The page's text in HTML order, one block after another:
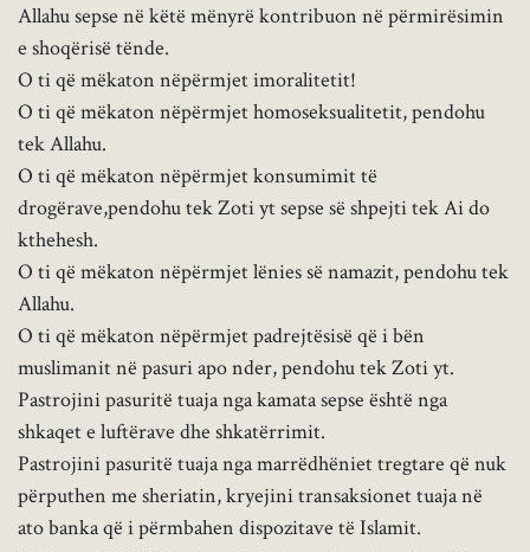
Allahu sepse në këtë mënyrë kontribuon në përmirësimin
e shoqërisë tënde.
O ti që mëkaton nëpërmjet imoralitetit!
O ti që mëkaton nëpërmjet homoseksualitetit, pendohu
tek Allahu.
O ti që mëkaton nëpërmjet konsumimit të
drogërave,pendohu tek Zoti yt sepse së shpejti tek Ai do
kthehesh.
O ti që mëkaton nëpërmjet lënies së namazit, pendohu tek
Allahu.
O ti që mëkaton nëpërmjet padrejtësisë që i bën
muslimanit në pasuri apo nder, pendohu tek Zoti yt.
Pastrojini pasuritë tuaja nga kamata sepse është nga
shkaqet e luftërave dhe shkatërrimit.
Pastrojini pasuritë tuaja nga marrëdhëniet tregtare që nuk
përputhen me sheriatin, kryejini transaksionet tuaja në
ato banka që i përmbahen dispozitave të Islamit.